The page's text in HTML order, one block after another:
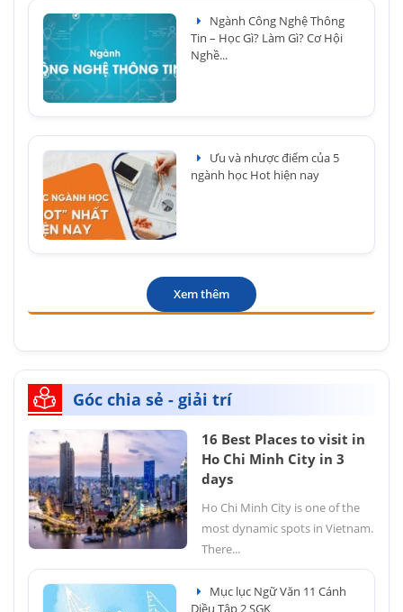
Ngành Công Nghệ Thông
Tin – Học Gì? Làm Gì? Cơ Hội
Nghề...
Ưu và nhược điểm của 5
ngành học Hot hiện nay
Xem thêm
Góc chia sẻ - giải trí
16 Best Places to visit in
Ho Chi Minh City in 3
days
Ho Chi Minh City is one of the
most dynamic spots in Vietnam.
There...
Mục lục Ngữ Văn 11 Cánh
Diều Tập 2 SGK